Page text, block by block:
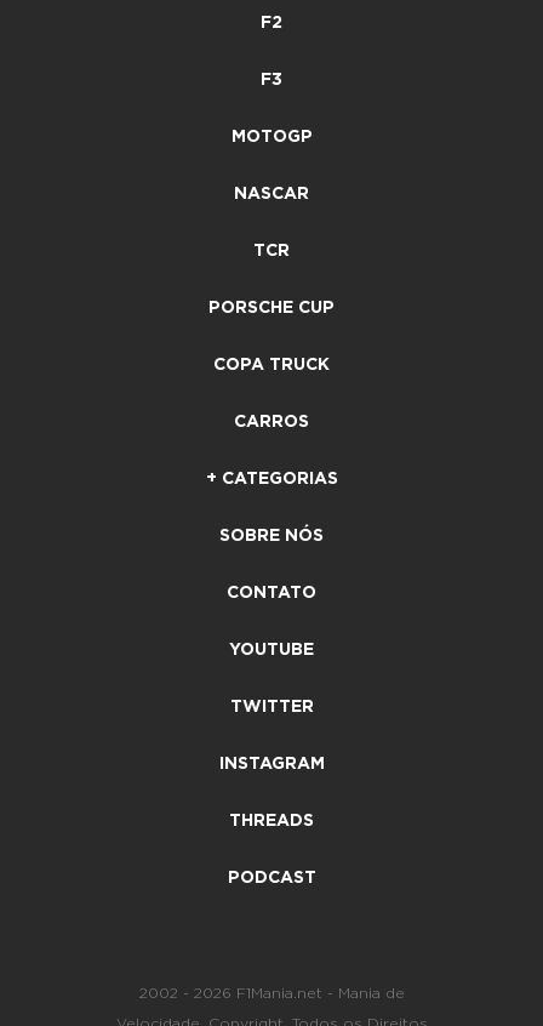
F2
F3
MOTOGP
NASCAR
TCR
PORSCHE CUP
COPA TRUCK
CARROS
+ CATEGORIAS
SOBRE NÓS
CONTATO
YOUTUBE
TWITTER
INSTAGRAM
THREADS
PODCAST
2002 - 2026 F1Mania.net - Mania de
Velocidade. Copyright. Todos os Direitos